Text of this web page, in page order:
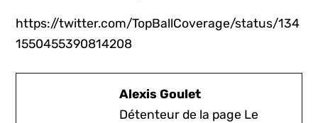
https://twitter.com/TopBallCoverage/status/134
1550455390814208
Alexis Goulet
Détenteur de la page Le